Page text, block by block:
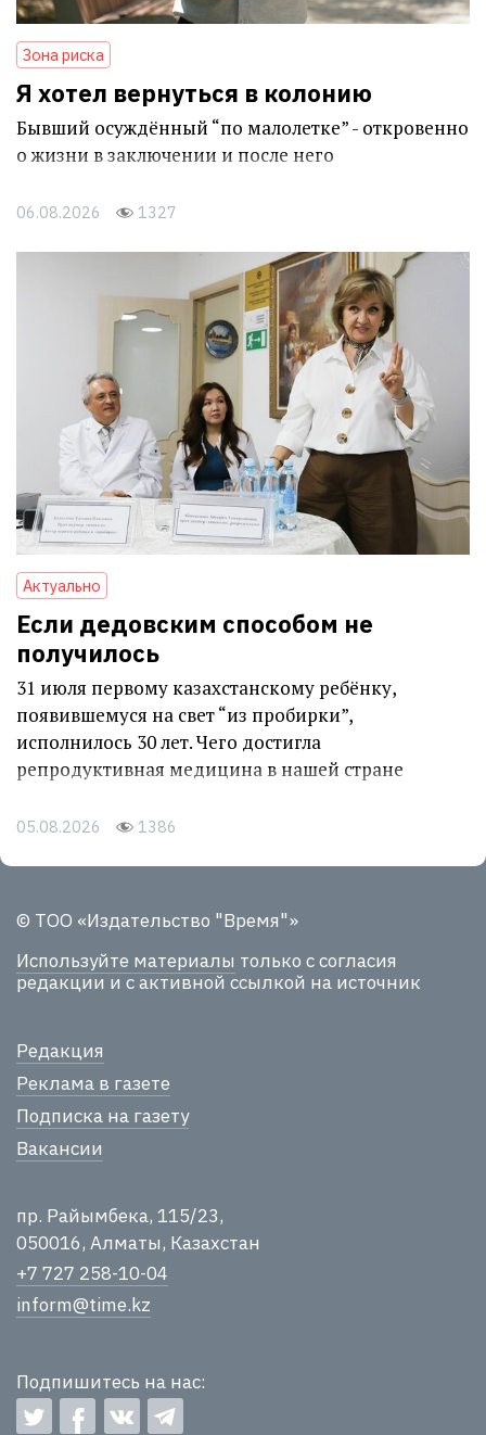
Зона риска
Я хотел вернуться в колонию
Бывший осуждённый “по малолетке” - откровенно
о жизни в заключении и после него
06.08.2026 1327
Актуально
Если дедовским способом не
получилось
31 июля первому казахстанскому ребёнку,
появившемуся на свет “из пробирки”,
исполнилось 30 лет. Чего достигла
репродуктивная медицина в нашей стране
05.08.2026 1386
© ТОО «Издательство "Время"»
Используйте материалы только с согласия
редакции и с активной ссылкой на источник
Редакция
Реклама в газете
Подписка на газету
Вакансии
пр. Райымбека, 115/23,
050016, Алматы, Казахстан
+7 727 258-10-04
inform@time.kz
Подпишитесь на нас: